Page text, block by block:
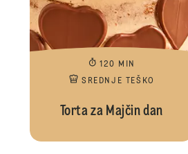
120 MIN
SREDNJE TEŠKO
Torta za Majčin dan